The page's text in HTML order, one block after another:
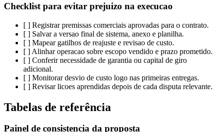
Checklist para evitar prejuizo na execucao
[ ] Registrar premissas comerciais aprovadas para o contrato.
[ ] Salvar a versao final de sistema, anexo e planilha.
[ ] Mapear gatilhos de reajuste e revisao de custo.
[ ] Alinhar operacao sobre escopo vendido e prazo prometido.
[ ] Conferir necessidade de garantia ou capital de giro
adicional.
[ ] Monitorar desvio de custo logo nas primeiras entregas.
[ ] Revisar licoes aprendidas depois de cada disputa relevante.
Tabelas de referência
Painel de consistencia da proposta